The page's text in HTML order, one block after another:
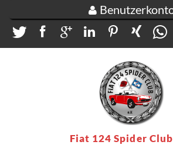
Fiat 124 Spider Club